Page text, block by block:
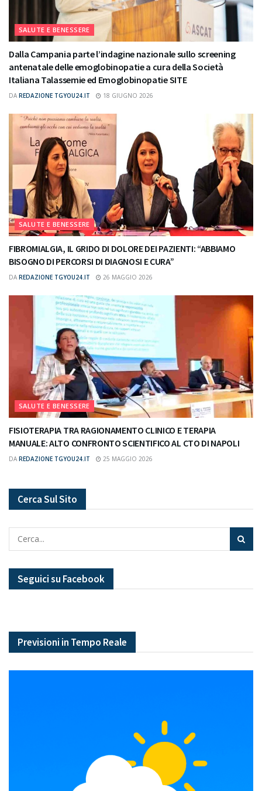
SALUTE E BENESSERE
Dalla Campania parte l’indagine nazionale sullo screening
antenatale delle emoglobinopatie a cura della Società
Italiana Talassemie ed Emoglobinopatie SITE
DA REDAZIONE TGYOU24.IT 18 GIUGNO 2026
SALUTE E BENESSERE
FIBROMIALGIA, IL GRIDO DI DOLORE DEI PAZIENTI: “ABBIAMO
BISOGNO DI PERCORSI DI DIAGNOSI E CURA”
DA REDAZIONE TGYOU24.IT 26 MAGGIO 2026
SALUTE E BENESSERE
FISIOTERAPIA TRA RAGIONAMENTO CLINICO E TERAPIA
MANUALE: ALTO CONFRONTO SCIENTIFICO AL CTO DI NAPOLI
DA REDAZIONE TGYOU24.IT 25 MAGGIO 2026
Cerca Sul Sito
Seguici su Facebook
Previsioni in Tempo Reale